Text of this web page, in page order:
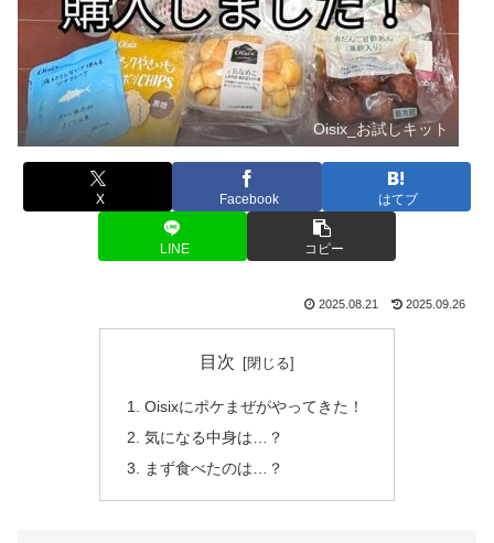
Oisix_お試しキット
X Facebook はてブ
LINE コピー
2025.08.21 2025.09.26
目次
Oisixにポケまぜがやってきた！
気になる中身は…？
まず食べたのは…？